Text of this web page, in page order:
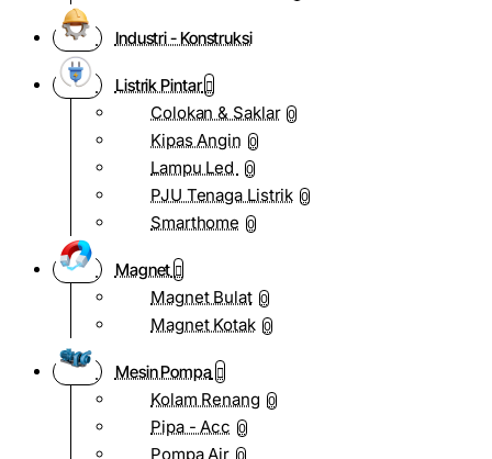
Industri - Konstruksi
Listrik Pintar
Colokan & Saklar 0
Kipas Angin 0
Lampu Led 0
PJU Tenaga Listrik 0
Smarthome 0
Magnet
Magnet Bulat 0
Magnet Kotak 0
Mesin Pompa
Kolam Renang 0
Pipa - Acc 0
Pompa Air 0